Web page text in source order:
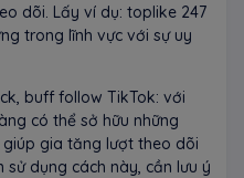
dõi. Lấy ví dụ: toplike 247
trong lĩnh vực với sự uy
buff follow TikTok: với
có thể sở hữu những
gia tăng lượt theo dõi
sử dụng cách này, cần lưu ý